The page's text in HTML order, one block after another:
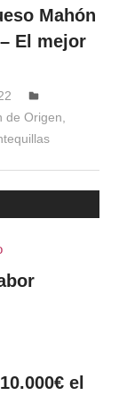
Mahón
El mejor
de Origen,
el